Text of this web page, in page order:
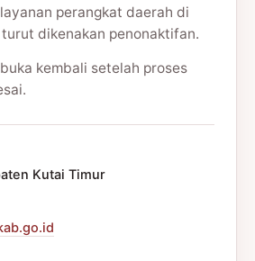
perangkat daerah di
dikenakan penonaktifan.
kembali setelah proses
Kutai Timur